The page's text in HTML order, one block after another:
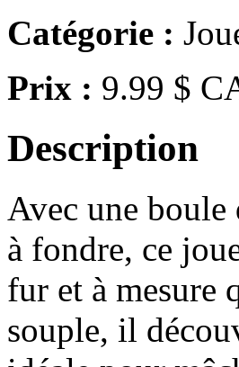
Catégorie :
Prix : 9.99 $
Description
Avec une boule
à fondre, ce
fur et à mesure
souple, il